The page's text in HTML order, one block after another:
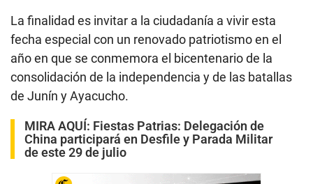
La finalidad es invitar a la ciudadanía a vivir esta
fecha especial con un renovado patriotismo en el
año en que se conmemora el bicentenario de la
consolidación de la independencia y de las batallas
de Junín y Ayacucho.
MIRA AQUÍ: Fiestas Patrias: Delegación de
China participará en Desfile y Parada Militar
de este 29 de julio